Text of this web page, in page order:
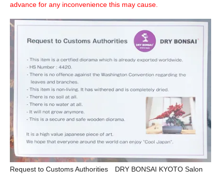
advance for any inconvenience this may cause.
Request to Customs Authorities DRY BONSAI KYOTO Salon